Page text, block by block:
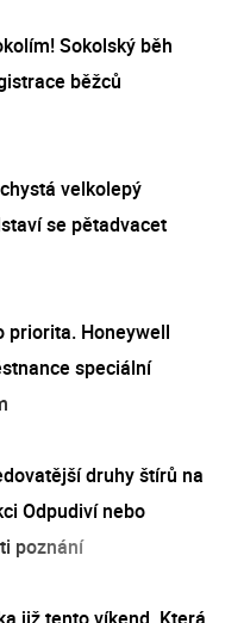
Sokolský běh
běžců
velkolepý
se pětadvacet
priorita. Honeywell
speciální
druhy štírů na
Odpudiví nebo
poznání